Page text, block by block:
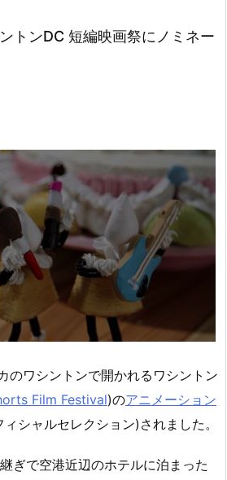

トンDC 短編映画祭にノミネー
のワシントンで開かれるワシントン
Film Festival)のアニメーション
ィシャルセレクション)されました。
ぎで空港近辺のホテルに泊まった